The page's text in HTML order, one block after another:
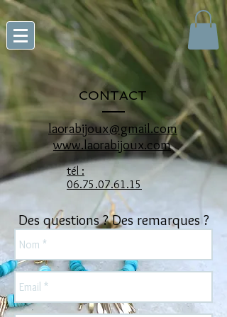
CONTACT
laorabijoux@gmail.com
www.laorabijoux.com
tél :
06.75.07.61.15
Des questions ? Des remarques ?